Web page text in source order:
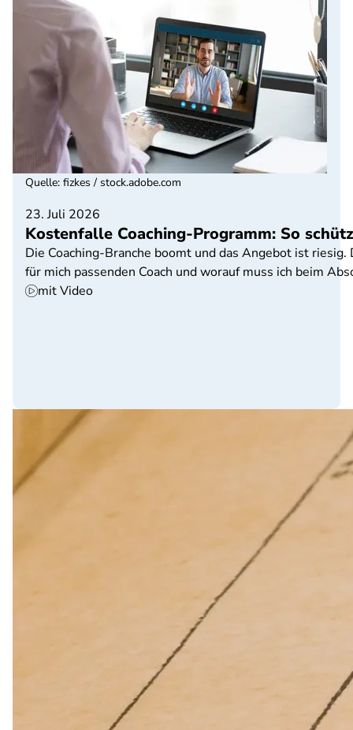
23. Juli 2026
Kostenfalle Coaching-Programm: So
Die Coaching-Branche boomt und das Angebot ist
für mich passenden Coach und worauf muss ich beim
mit Video
Quelle: fizkes / stock.adobe.com